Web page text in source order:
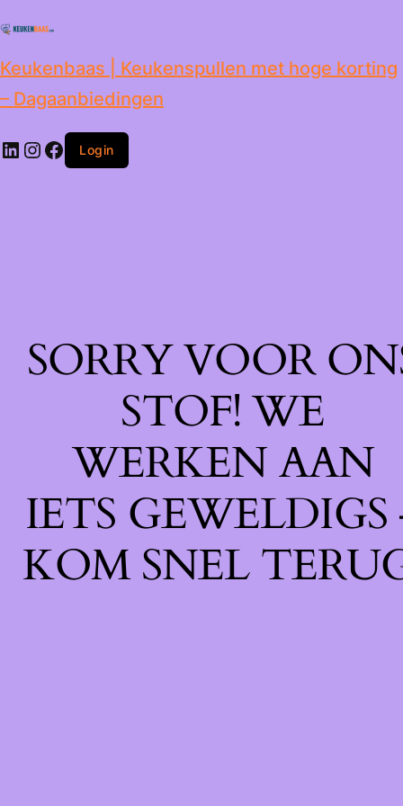
inhoud
Keukenbaas | Keukenspullen met hoge korting
– Dagaanbiedingen
Login
SORRY VOOR
STOF! WE
WERKEN AAN
IETS GEWELDIGS
KOM SNEL